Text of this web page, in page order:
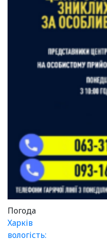
Погода
Харків
вологість: